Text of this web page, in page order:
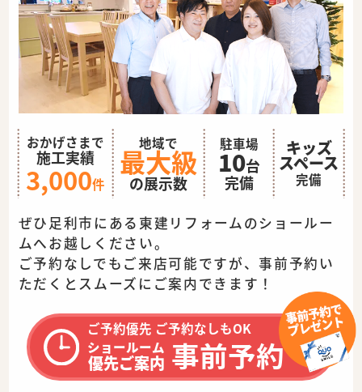
おかげさまで
施工実績
3,000件
地域で
最大級
の展示数
駐車場
10台
完備
キッズ
スペース
完備
ぜひ足利市にある東建リフォームのショールー
ムへお越しください。
ご予約なしでもご来店可能ですが、事前予約い
ただくとスムーズに ご案内できます！
ご予約優先 ご予約なしもOK
ショールーム
優先ご案内 事前予約